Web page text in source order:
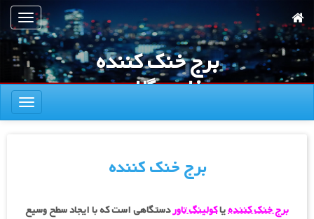
به
محتوای
اصلی
ناوبری
برج خنک کننده
فایبر گلاس
ناوبری
برج خنک کننده
برج خنک کنندهیاکولینگ تاوردستگاهی است که با ایجاد سطح وسیع